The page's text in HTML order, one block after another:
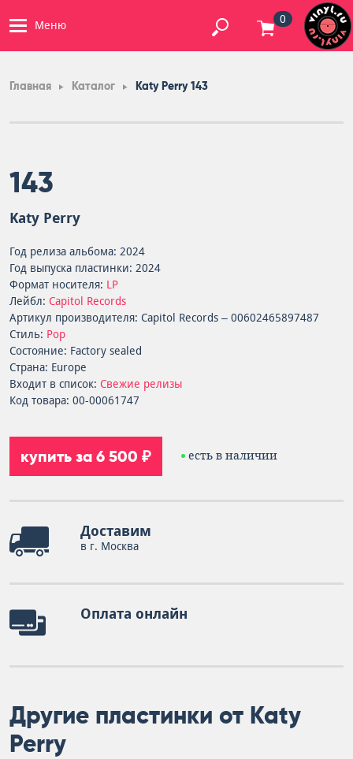
Меню 0
Главная Каталог Katy Perry 143
143
Katy Perry
Год релиза альбома: 2024
Год выпуска пластинки: 2024
Формат носителя: LP
Лейбл: Capitol Records
Артикул производителя: Capitol Records – 00602465897487
Стиль: Pop
Состояние: Factory sealed
Страна: Europe
Входит в список: Свежие релизы
Код товара: 00-00061747
купить за 6 500 ₽ есть в наличии
Доставим
в г. Москва
Оплата онлайн
Другие пластинки от Katy
Perry